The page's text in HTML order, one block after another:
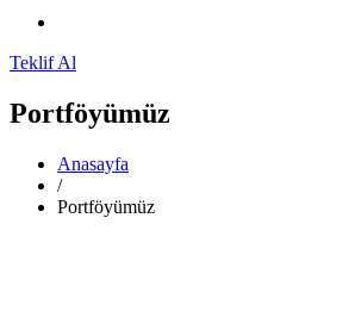
Teklif Al
Portföyümüz
Anasayfa
/
Portföyümüz